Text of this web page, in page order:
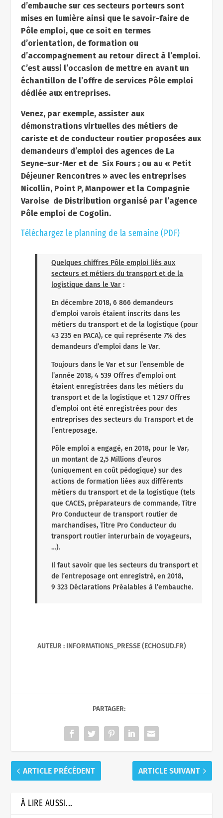
d’embauche sur ces secteurs porteurs sont
mises en lumière ainsi que le savoir-faire de
Pôle emploi, que ce soit en termes
d’orientation, de formation ou
d’accompagnement au retour direct à l’emploi.
C’est aussi l’occasion de mettre en avant un
échantillon de l’offre de services Pôle emploi
dédiée aux entreprises.
Venez, par exemple, assister aux
démonstrations virtuelles des métiers de
cariste et de conducteur routier proposées aux
demandeurs d’emploi des agences de La
Seyne-sur-Mer et de Six Fours ; ou au « Petit
Déjeuner Rencontres » avec les entreprises
Nicollin, Point P, Manpower et la Compagnie
Varoise de Distribution organisé par l’agence
Pôle emploi de Cogolin.
Téléchargez le planning de la semaine (PDF)
Quelques chiffres Pôle emploi liés aux
secteurs et métiers du transport et de la
logistique dans le Var :
En décembre 2018, 6 866 demandeurs
d’emploi varois étaient inscrits dans les
métiers du transport et de la logistique (pour
43 235 en PACA), ce qui représente 7% des
demandeurs d’emploi dans le Var.
Toujours dans le Var et sur l’ensemble de
l’année 2018, 4 539 Offres d’emploi ont
étaient enregistrées dans les métiers du
transport et de la logistique et 1 297 Offres
d’emploi ont été enregistrées pour des
entreprises des secteurs du Transport et de
l’entreposage.
Pôle emploi a engagé, en 2018, pour le Var,
un montant de 2,5 Millions d’euros
(uniquement en coût pédogique) sur des
actions de formation liées aux différents
métiers du transport et de la logistique (tels
que CACES, préparateurs de commande, Titre
Pro Conducteur de transport routier de
marchandises, Titre Pro Conducteur du
transport routier interurbain de voyageurs,
…).
Il faut savoir que les secteurs du transport et
de l’entreposage ont enregistré, en 2018,
9 323 Déclarations Préalables à l’embauche.
AUTEUR : INFORMATIONS_PRESSE (ECHOSUD.FR)
PARTAGER:
ARTICLE PRÉCÉDENT ARTICLE SUIVANT
À LIRE AUSSI...